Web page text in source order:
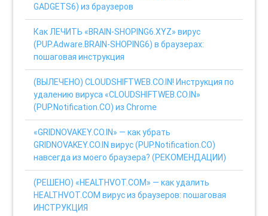
GADGETS6) из браузеров
Как ЛЕЧИТЬ «BRAIN-SHOPING6.XYZ» вирус
(PUP.Adware.BRAIN-SHOPING6) в браузерах:
пошаговая инструкция
(ВЫЛЕЧЕНО) CLOUDSHIFTWEB.CO.IN! Инструкция по
удалению вируса «CLOUDSHIFTWEB.CO.IN»
(PUP.Notification.CO) из Chrome
«GRIDNOVAKEY.CO.IN» — как убрать
GRIDNOVAKEY.CO.IN вирус (PUP.Notification.CO)
навсегда из моего браузера? (РЕКОМЕНДАЦИИ)
(РЕШЕНО) «HEALTHVOT.COM» — как удалить
HEALTHVOT.COM вирус из браузеров: пошаговая
ИНСТРУКЦИЯ